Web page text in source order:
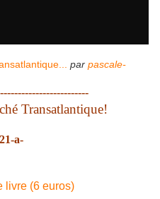
par pascale-
Transatlantique!
livre (6 euros)